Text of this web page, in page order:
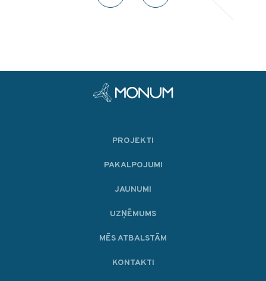
PROJEKTI
PAKALPOJUMI
JAUNUMI
UZŅĒMUMS
MĒS ATBALSTĀM
KONTAKTI